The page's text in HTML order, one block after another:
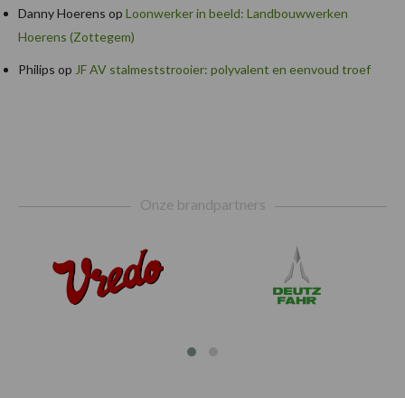
Danny Hoerens op Loonwerker in beeld: Landbouwwerken
Hoerens (Zottegem)
Philips op JF AV stalmeststrooier: polyvalent en eenvoud troef
Onze brandpartners